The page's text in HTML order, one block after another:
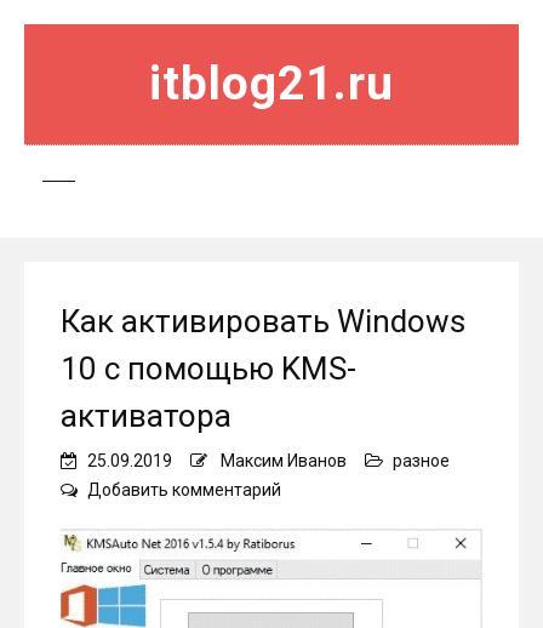
itblog21.ru
Как активировать Windows
10 с помощью KMS-
активатора
25.09.2019 Максим Иванов
разное
Добавить комментарий
Windows
с